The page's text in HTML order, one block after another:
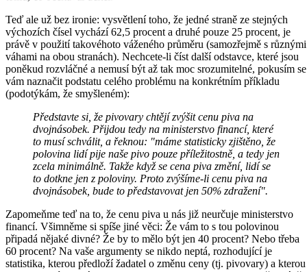
Teď ale už bez ironie: vysvětlení toho, že jedné straně ze stejných
výchozích čísel vychází 62,5 procent a druhé pouze 25 procent, je
právě v použití takovéhoto váženého průměru (samozřejmě s různými
váhami na obou stranách). Nechcete-li číst další odstavce, které jsou
poněkud rozvláčné a nemusí být až tak moc srozumitelné, pokusím se
vám naznačit podstatu celého problému na konkrétním příkladu
(podotýkám, že smyšleném):
Představte si, že pivovary chtějí zvýšit cenu piva na
dvojnásobek. Přijdou tedy na ministerstvo financí, které
to musí schválit, a řeknou: "máme statisticky zjištěno, že
polovina lidí pije naše pivo pouze příležitostně, a tedy jen
zcela minimálně. Takže když se cena piva změní, lidí se
to dotkne jen z poloviny. Proto zvýšíme-li cenu piva na
dvojnásobek, bude to představovat jen 50% zdražení".
Zapomeňme teď na to, že cenu piva u nás již neurčuje ministerstvo
financí. Všimněme si spíše jiné věci: Že vám to s tou polovinou
připadá nějaké divné? Že by to mělo být jen 40 procent? Nebo třeba
60 procent? Na vaše argumenty se nikdo neptá, rozhodující je
statistika, kterou předloží žadatel o změnu ceny (tj. pivovary) a kterou